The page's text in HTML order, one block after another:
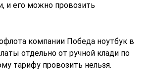
и его можно провозить
компании Победа ноутбук в
отдельно от ручной клади по
тарифу провозить нельзя.